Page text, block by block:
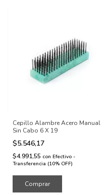
Cepillo Alambre Acero Manual
Sin Cabo 6 X 19
$5.546,17
$4.991,55 con Efectivo -
Transferencia (10% OFF)